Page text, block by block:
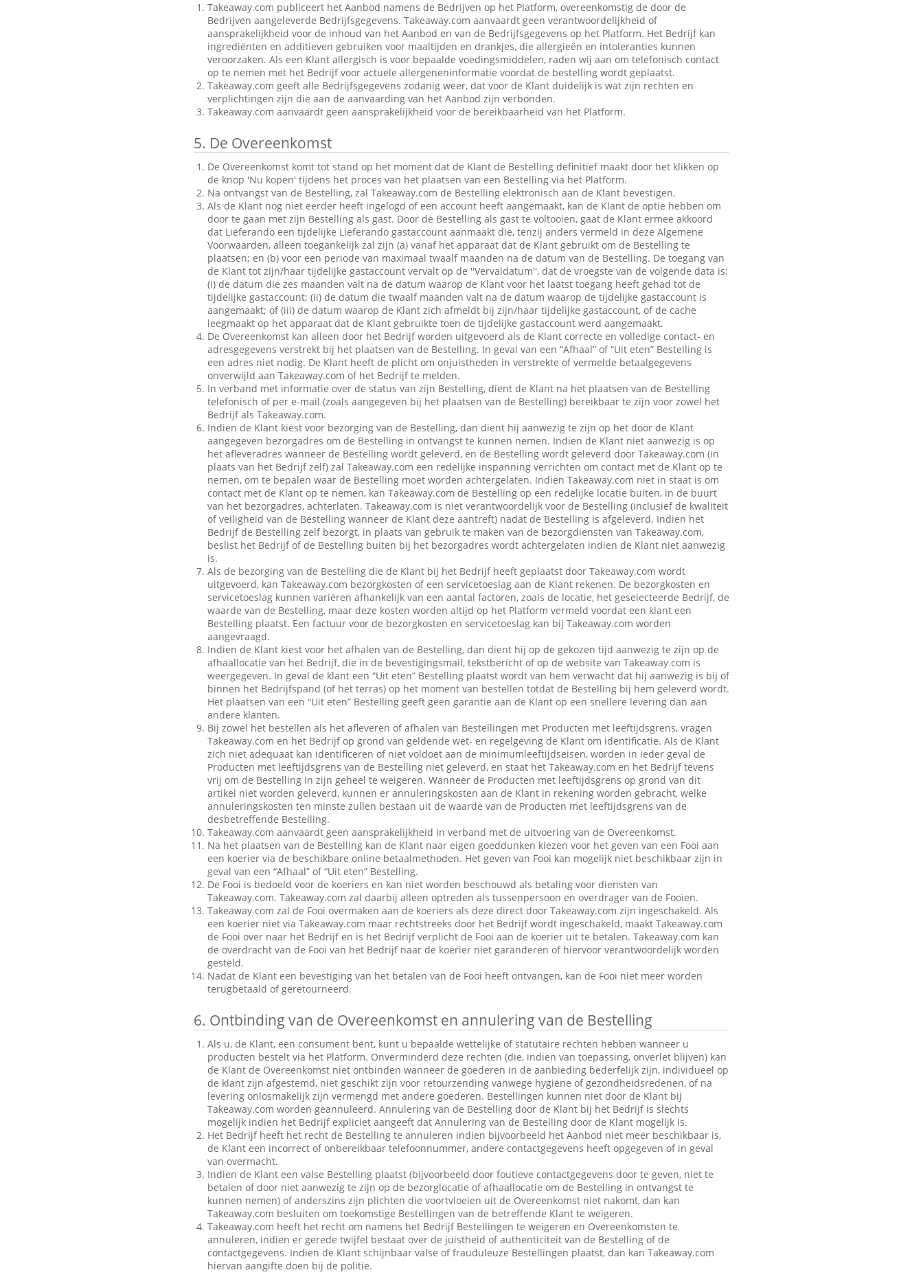
Takeaway.com publiceert het Aanbod namens de Bedrijven op het Platform, overeenkomstig de door de
Bedrijven aangeleverde Bedrijfsgegevens. Takeaway.com aanvaardt geen verantwoordelijkheid of
aansprakelijkheid voor de inhoud van het Aanbod en van de Bedrijfsgegevens op het Platform. Het Bedrijf kan
ingrediënten en additieven gebruiken voor maaltijden en drankjes, die allergieën en intoleranties kunnen
veroorzaken. Als een Klant allergisch is voor bepaalde voedingsmiddelen, raden wij aan om telefonisch contact
op te nemen met het Bedrijf voor actuele allergeneninformatie voordat de bestelling wordt geplaatst.
Takeaway.com geeft alle Bedrijfsgegevens zodanig weer, dat voor de Klant duidelijk is wat zijn rechten en
verplichtingen zijn die aan de aanvaarding van het Aanbod zijn verbonden.
Takeaway.com aanvaardt geen aansprakelijkheid voor de bereikbaarheid van het Platform.
5. De Overeenkomst
De Overeenkomst komt tot stand op het moment dat de Klant de Bestelling definitief maakt door het klikken op
de knop 'Nu kopen' tijdens het proces van het plaatsen van een Bestelling via het Platform.
Na ontvangst van de Bestelling, zal Takeaway.com de Bestelling elektronisch aan de Klant bevestigen.
Als de Klant nog niet eerder heeft ingelogd of een account heeft aangemaakt, kan de Klant de optie hebben om
door te gaan met zijn Bestelling als gast. Door de Bestelling als gast te voltooien, gaat de Klant ermee akkoord
dat Lieferando een tijdelijke Lieferando gastaccount aanmaakt die, tenzij anders vermeld in deze Algemene
Voorwaarden, alleen toegankelijk zal zijn (a) vanaf het apparaat dat de Klant gebruikt om de Bestelling te
plaatsen; en (b) voor een periode van maximaal twaalf maanden na de datum van de Bestelling. De toegang van
de Klant tot zijn/haar tijdelijke gastaccount vervalt op de ''Vervaldatum'', dat de vroegste van de volgende data is:
(i) de datum die zes maanden valt na de datum waarop de Klant voor het laatst toegang heeft gehad tot de
tijdelijke gastaccount; (ii) de datum die twaalf maanden valt na de datum waarop de tijdelijke gastaccount is
aangemaakt; of (iii) de datum waarop de Klant zich afmeldt bij zijn/haar tijdelijke gastaccount, of de cache
leegmaakt op het apparaat dat de Klant gebruikte toen de tijdelijke gastaccount werd aangemaakt.
De Overeenkomst kan alleen door het Bedrijf worden uitgevoerd als de Klant correcte en volledige contact- en
adresgegevens verstrekt bij het plaatsen van de Bestelling. In geval van een “Afhaal” of “Uit eten” Bestelling is
een adres niet nodig. De Klant heeft de plicht om onjuistheden in verstrekte of vermelde betaalgegevens
onverwijld aan Takeaway.com of het Bedrijf te melden.
In verband met informatie over de status van zijn Bestelling, dient de Klant na het plaatsen van de Bestelling
telefonisch of per e-mail (zoals aangegeven bij het plaatsen van de Bestelling) bereikbaar te zijn voor zowel het
Bedrijf als Takeaway.com.
Indien de Klant kiest voor bezorging van de Bestelling, dan dient hij aanwezig te zijn op het door de Klant
aangegeven bezorgadres om de Bestelling in ontvangst te kunnen nemen. Indien de Klant niet aanwezig is op
het afleveradres wanneer de Bestelling wordt geleverd, en de Bestelling wordt geleverd door Takeaway.com (in
plaats van het Bedrijf zelf) zal Takeaway.com een redelijke inspanning verrichten om contact met de Klant op te
nemen, om te bepalen waar de Bestelling moet worden achtergelaten. Indien Takeaway.com niet in staat is om
contact met de Klant op te nemen, kan Takeaway.com de Bestelling op een redelijke locatie buiten, in de buurt
van het bezorgadres, achterlaten. Takeaway.com is niet verantwoordelijk voor de Bestelling (inclusief de kwaliteit
of veiligheid van de Bestelling wanneer de Klant deze aantreft) nadat de Bestelling is afgeleverd. Indien het
Bedrijf de Bestelling zelf bezorgt, in plaats van gebruik te maken van de bezorgdiensten van Takeaway.com,
beslist het Bedrijf of de Bestelling buiten bij het bezorgadres wordt achtergelaten indien de Klant niet aanwezig
is.
Als de bezorging van de Bestelling die de Klant bij het Bedrijf heeft geplaatst door Takeaway.com wordt
uitgevoerd, kan Takeaway.com bezorgkosten of een servicetoeslag aan de Klant rekenen. De bezorgkosten en
servicetoeslag kunnen variëren afhankelijk van een aantal factoren, zoals de locatie, het geselecteerde Bedrijf, de
waarde van de Bestelling, maar deze kosten worden altijd op het Platform vermeld voordat een klant een
Bestelling plaatst. Een factuur voor de bezorgkosten en servicetoeslag kan bij Takeaway.com worden
aangevraagd.
Indien de Klant kiest voor het afhalen van de Bestelling, dan dient hij op de gekozen tijd aanwezig te zijn op de
afhaallocatie van het Bedrijf, die in de bevestigingsmail, tekstbericht of op de website van Takeaway.com is
weergegeven. In geval de klant een “Uit eten” Bestelling plaatst wordt van hem verwacht dat hij aanwezig is bij of
binnen het Bedrijfspand (of het terras) op het moment van bestellen totdat de Bestelling bij hem geleverd wordt.
Het plaatsen van een “Uit eten” Bestelling geeft geen garantie aan de Klant op een snellere levering dan aan
andere klanten.
Bij zowel het bestellen als het afleveren of afhalen van Bestellingen met Producten met leeftijdsgrens, vragen
Takeaway.com en het Bedrijf op grond van geldende wet- en regelgeving de Klant om identificatie. Als de Klant
zich niet adequaat kan identificeren of niet voldoet aan de minimumleeftijdseisen, worden in ieder geval de
Producten met leeftijdsgrens van de Bestelling niet geleverd, en staat het Takeaway.com en het Bedrijf tevens
vrij om de Bestelling in zijn geheel te weigeren. Wanneer de Producten met leeftijdsgrens op grond van dit
artikel niet worden geleverd, kunnen er annuleringskosten aan de Klant in rekening worden gebracht, welke
annuleringskosten ten minste zullen bestaan uit de waarde van de Producten met leeftijdsgrens van de
desbetreffende Bestelling.
Takeaway.com aanvaardt geen aansprakelijkheid in verband met de uitvoering van de Overeenkomst.
Na het plaatsen van de Bestelling kan de Klant naar eigen goeddunken kiezen voor het geven van een Fooi aan
een koerier via de beschikbare online betaalmethoden. Het geven van Fooi kan mogelijk niet beschikbaar zijn in
geval van een “Afhaal” of “Uit eten” Bestelling.
De Fooi is bedoeld voor de koeriers en kan niet worden beschouwd als betaling voor diensten van
Takeaway.com. Takeaway.com zal daarbij alleen optreden als tussenpersoon en overdrager van de Fooien.
Takeaway.com zal de Fooi overmaken aan de koeriers als deze direct door Takeaway.com zijn ingeschakeld. Als
een koerier niet via Takeaway.com maar rechtstreeks door het Bedrijf wordt ingeschakeld, maakt Takeaway.com
de Fooi over naar het Bedrijf en is het Bedrijf verplicht de Fooi aan de koerier uit te betalen. Takeaway.com kan
de overdracht van de Fooi van het Bedrijf naar de koerier niet garanderen of hiervoor verantwoordelijk worden
gesteld.
Nadat de Klant een bevestiging van het betalen van de Fooi heeft ontvangen, kan de Fooi niet meer worden
terugbetaald of geretourneerd.
6. Ontbinding van de Overeenkomst en annulering van de Bestelling
Als u, de Klant, een consument bent, kunt u bepaalde wettelijke of statutaire rechten hebben wanneer u
producten bestelt via het Platform. Onverminderd deze rechten (die, indien van toepassing, onverlet blijven) kan
de Klant de Overeenkomst niet ontbinden wanneer de goederen in de aanbieding bederfelijk zijn, individueel op
de klant zijn afgestemd, niet geschikt zijn voor retourzending vanwege hygiëne of gezondheidsredenen, of na
levering onlosmakelijk zijn vermengd met andere goederen. Bestellingen kunnen niet door de Klant bij
Takeaway.com worden geannuleerd. Annulering van de Bestelling door de Klant bij het Bedrijf is slechts
mogelijk indien het Bedrijf expliciet aangeeft dat Annulering van de Bestelling door de Klant mogelijk is.
Het Bedrijf heeft het recht de Bestelling te annuleren indien bijvoorbeeld het Aanbod niet meer beschikbaar is,
de Klant een incorrect of onbereikbaar telefoonnummer, andere contactgegevens heeft opgegeven of in geval
van overmacht.
Indien de Klant een valse Bestelling plaatst (bijvoorbeeld door foutieve contactgegevens door te geven, niet te
betalen of door niet aanwezig te zijn op de bezorglocatie of afhaallocatie om de Bestelling in ontvangst te
kunnen nemen) of anderszins zijn plichten die voortvloeien uit de Overeenkomst niet nakomt, dan kan
Takeaway.com besluiten om toekomstige Bestellingen van de betreffende Klant te weigeren.
Takeaway.com heeft het recht om namens het Bedrijf Bestellingen te weigeren en Overeenkomsten te
annuleren, indien er gerede twijfel bestaat over de juistheid of authenticiteit van de Bestelling of de
contactgegevens. Indien de Klant schijnbaar valse of frauduleuze Bestellingen plaatst, dan kan Takeaway.com
hiervan aangifte doen bij de politie.